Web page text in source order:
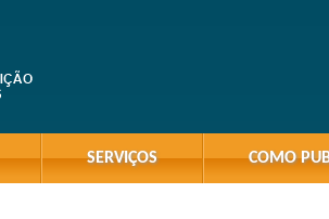
SERVIÇOS COMO